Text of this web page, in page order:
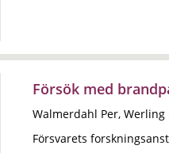
Försök med
Walmerdahl Per, Werling
Försvarets